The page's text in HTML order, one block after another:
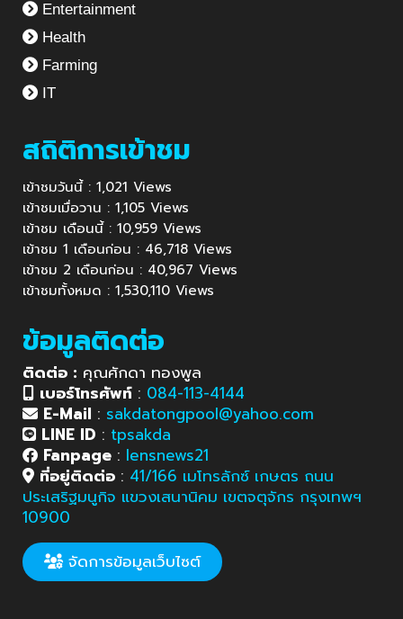
Entertainment
Health
Farming
IT
สถิติการเข้าชม
เข้าชมวันนี้ : 1,021 Views
เข้าชมเมื่อวาน : 1,105 Views
เข้าชม เดือนนี้ : 10,959 Views
เข้าชม 1 เดือนก่อน : 46,718 Views
เข้าชม 2 เดือนก่อน : 40,967 Views
เข้าชมทั้งหมด : 1,530,110 Views
ข้อมูลติดต่อ
ติดต่อ : คุณศักดา ทองพูล
เบอร์โทรศัพท์ : 084-113-4144
E-Mail : sakdatongpool@yahoo.com
LINE ID : tpsakda
Fanpage : lensnews21
ที่อยู่ติดต่อ : 41/166 เมโทรลักซ์ เกษตร ถนน
ประเสริฐมนูกิจ แขวงเสนานิคม เขตจตุจักร กรุงเทพฯ
10900
จัดการข้อมูลเว็บไซต์